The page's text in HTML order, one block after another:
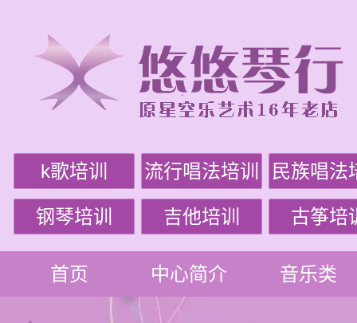
k歌培训 流行唱法培训 民族唱法
钢琴培训 吉他培训 古筝培
首页 中心简介 音乐类